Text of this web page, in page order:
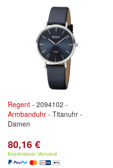
Regent - 2094102 -
Armbanduhr - Titanuhr -
Damen
80,16 €
Kostenloser Versand